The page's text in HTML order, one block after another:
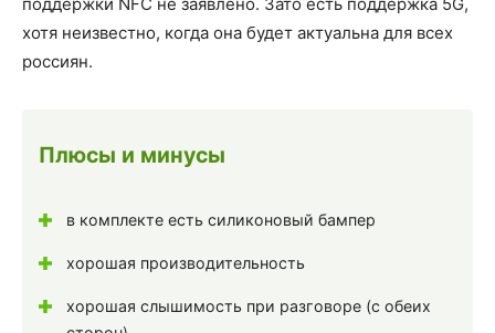
хотя неизвестно, когда она будет актуальна для всех
россиян.
Плюсы и минусы
в комплекте есть силиконовый бампер
хорошая производительность
хорошая слышимость при разговоре (с обеих